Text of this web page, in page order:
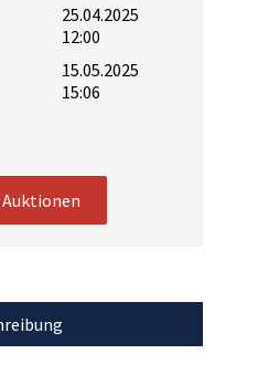
25.04.2025
12:00
15.05.2025
15:06